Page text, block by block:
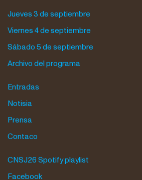
Jueves 3 de septiembre
Viernes 4 de septiembre
Sábado 5 de septiembre
Archivo del programa
Entradas
Notisia
Prensa
Contaco
CNSJ26 Spotify playlist
Facebook